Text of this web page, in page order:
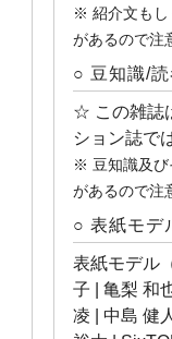
※ 紹介文もし
があるので注
○ 豆知識/
☆ この雑誌
ション誌で
※ 豆知識及び
があるので注
○ 表紙モデ
表紙モデル
子 | 亀梨 和
凌 | 中島 健